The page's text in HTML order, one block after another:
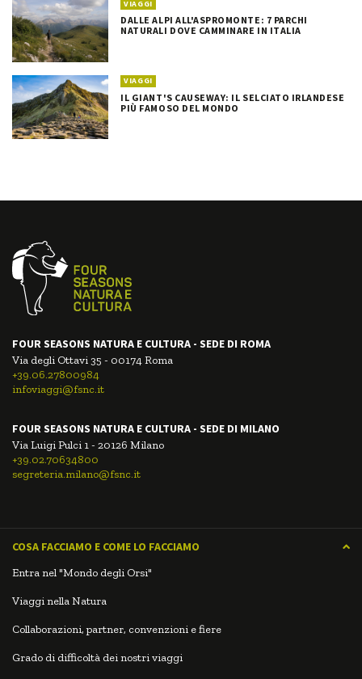
VIAGGI
DALLE ALPI ALL'ASPROMONTE: 7 PARCHI
NATURALI DOVE CAMMINARE IN ITALIA
VIAGGI
IL GIANT'S CAUSEWAY: IL SELCIATO IRLANDESE
PIÙ FAMOSO DEL MONDO
FOUR SEASONS NATURA E CULTURA - SEDE DI ROMA
Via degli Ottavi 35 - 00174 Roma
+39.06.27800984
infoviaggi@fsnc.it
FOUR SEASONS NATURA E CULTURA - SEDE DI MILANO
Via Luigi Pulci 1 - 20126 Milano
+39.02.70634800
segreteria.milano@fsnc.it
COSA FACCIAMO E COME LO FACCIAMO
Entra nel "Mondo degli Orsi"
Viaggi nella Natura
Collaborazioni, partner, convenzioni e fiere
Grado di difficoltà dei nostri viaggi